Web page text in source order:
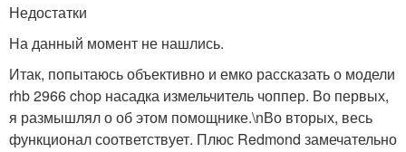
Недостатки
На данный момент не нашлись.
Итак, попытаюсь объективно и емко рассказать о модели
rhb 2966 chop насадка измельчитель чоппер. Во первых,
я размышлял о об этом помощнике.\nВо вторых, весь
функционал соответствует. Плюс Redmond замечательно